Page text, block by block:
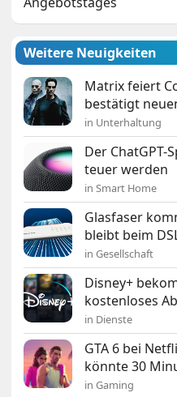
Weitere Neuigkeiten
Matrix feiert
bestätigt
in Unterhaltung
Der ChatGPT-
teuer werden
in Smart Home
Glasfaser
bleibt beim
in Gesellschaft
Disney+
kostenloses
in Dienste
GTA 6 bei
könnte 30
in Gaming